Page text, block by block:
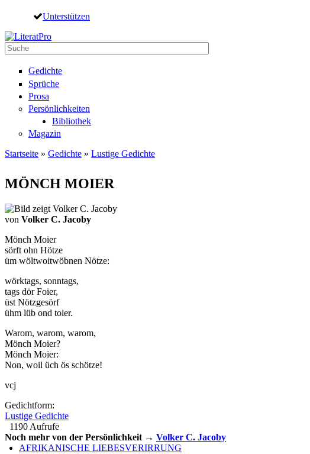
Direkt zum Inhalt
Unterstützen
Suche
Gedichte
Sprüche
Prosa
Persönlichkeiten
Bibliothek
Magazin
Startseite » Gedichte » Lustige Gedichte
MÖNCH MOIER
von Volker C. Jacoby
Mönch Moier
sörft ohn Hötze
üm wöltwoitwöbnen Nötze:
wörktags, sonntags,
tags dör Foier,
üst Nötzgesörf
ühm lüb ond toier.
Warom, warom, warom,
Mönch Moier?
Mönch Moier:
Non, woil üch ös schötze!
vcj
Gedichtform:
Lustige Gedichte
1190 Aufrufe
Noch mehr von der Persönlichkeit → Volker C. Jacoby
AFRIKANISCHE LIEBESVERIRRUNG